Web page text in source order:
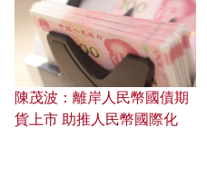
陳茂波：離岸人民幣國債期
貨上市 助推人民幣國際化